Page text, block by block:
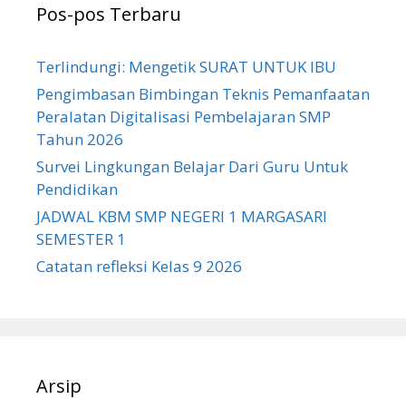
Pos-pos Terbaru
Terlindungi: Mengetik SURAT UNTUK IBU
Pengimbasan Bimbingan Teknis Pemanfaatan
Peralatan Digitalisasi Pembelajaran SMP
Tahun 2026
Survei Lingkungan Belajar Dari Guru Untuk
Pendidikan
JADWAL KBM SMP NEGERI 1 MARGASARI
SEMESTER 1
Catatan refleksi Kelas 9 2026
Arsip